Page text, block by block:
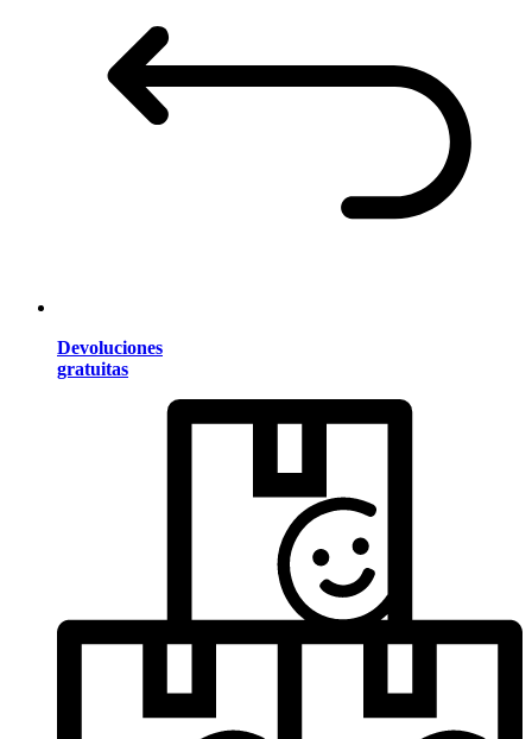
Devoluciones
gratuitas